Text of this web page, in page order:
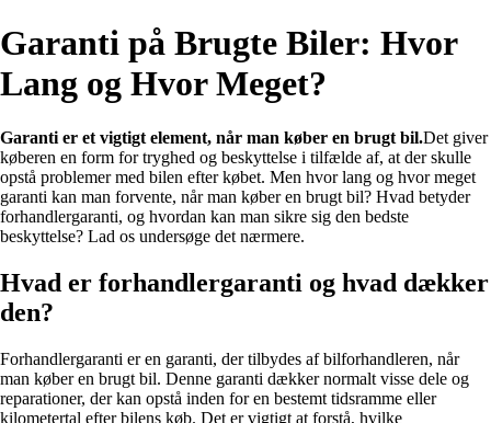
Garanti på Brugte Biler: Hvor
Lang og Hvor Meget?
Garanti er et vigtigt element, når man køber en brugt bil.Det giver
køberen en form for tryghed og beskyttelse i tilfælde af, at der skulle
opstå problemer med bilen efter købet. Men hvor lang og hvor meget
garanti kan man forvente, når man køber en brugt bil? Hvad betyder
forhandlergaranti, og hvordan kan man sikre sig den bedste
beskyttelse? Lad os undersøge det nærmere.
Hvad er forhandlergaranti og hvad dækker
den?
Forhandlergaranti er en garanti, der tilbydes af bilforhandleren, når
man køber en brugt bil. Denne garanti dækker normalt visse dele og
reparationer, der kan opstå inden for en bestemt tidsramme eller
kilometertal efter bilens køb. Det er vigtigt at forstå, hvilke